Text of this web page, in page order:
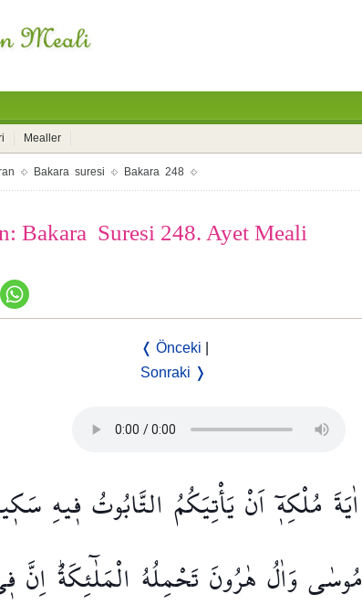
Mealler
Bakara suresi Bakara 248
Bakara Suresi 248. Ayet Meali
❬ Önceki
Sonraki ❭
اٰيَةَ مُلْكِه۪ٓاَنْيَأْتِيَكُمُ التَّابُوتُ ف۪يهِ
مُوسٰىوَاٰلُ هٰرُونَتَحْمِلُهُ الْمَلٰٓئِكَةُۜاِنَّ